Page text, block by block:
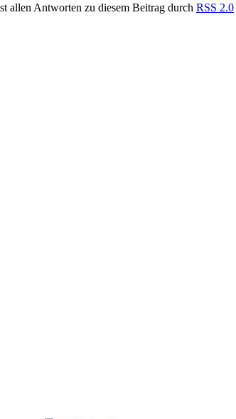
allen Antworten zu diesem Beitrag durch RSS 2.0